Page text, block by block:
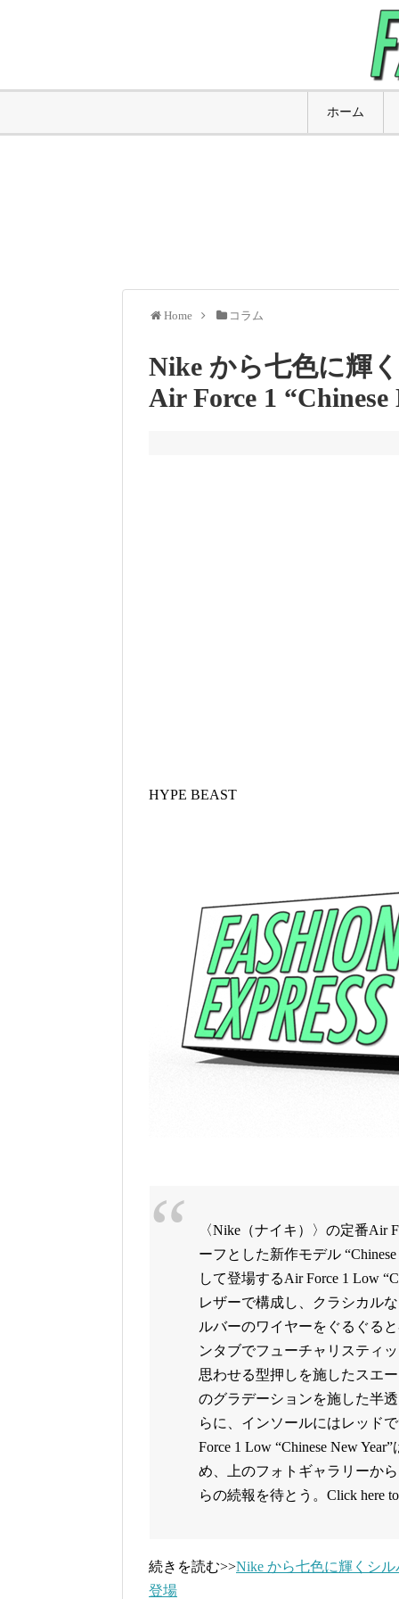
ホーム
Home コラム
Nike から七色に輝
Air Force 1
HYPE BEAST
〈Nike（ナイキ）〉の定番Air
ーフとした新作モデル
して登場するAir Force 1 Low
レザーで構成し、クラシカル
ルバーのワイヤーをぐるぐる
ンタブでフューチャリスティ
思わせる型押しを施したスエ
のグラデーションを施した半
らに、インソールにはレッド
Force 1 Low “Chinese New
め、上のフォトギャラリーか
らの続報を待とう。Click here
続きを読む>>Nike から七色に輝くシル
登場